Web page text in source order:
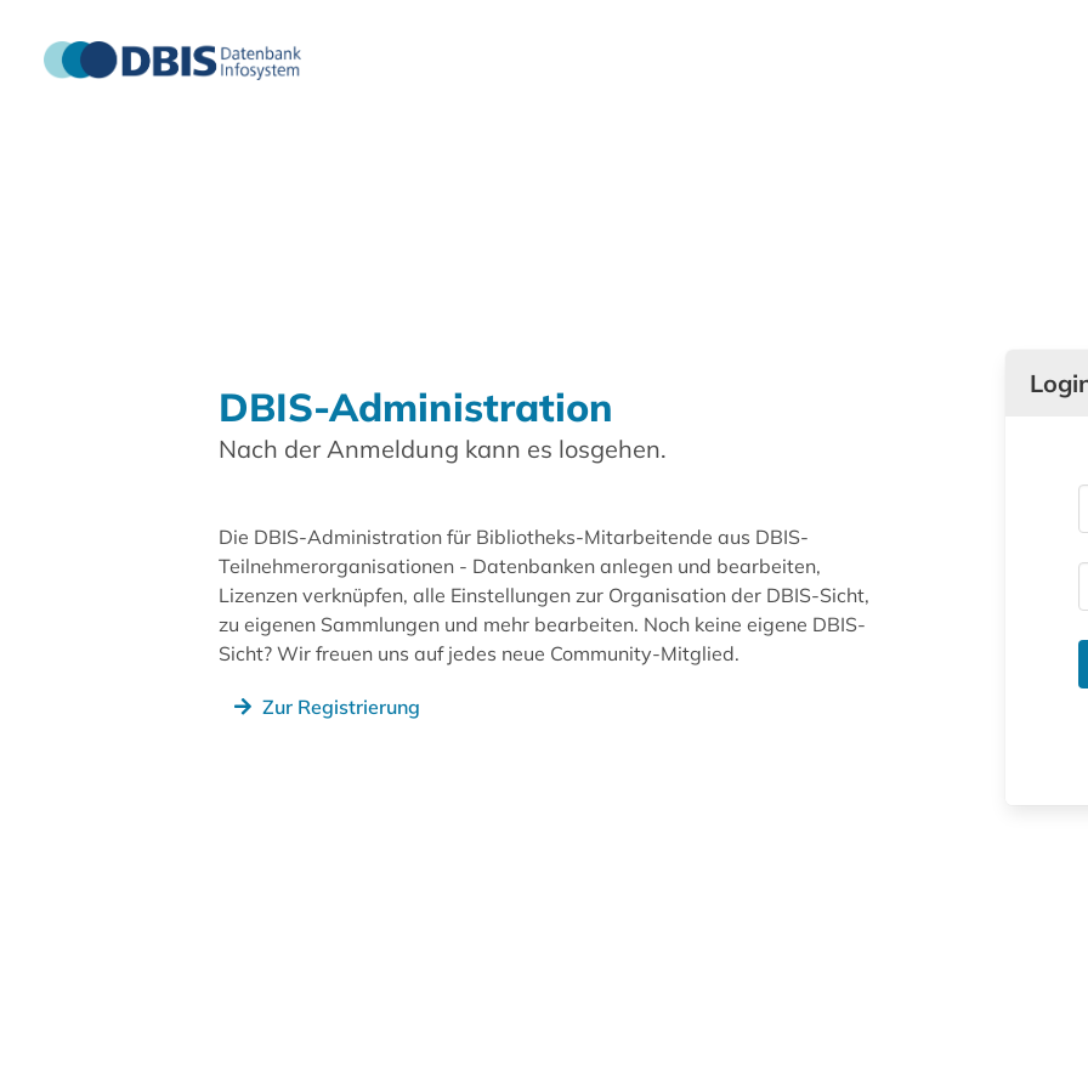
DBIS-Administration
Nach der Anmeldung kann es losgehen.
Die DBIS-Administration für Bibliotheks-Mitarbeitende aus DBIS-
Teilnehmerorganisationen - Datenbanken anlegen und bearbeiten,
Lizenzen verknüpfen, alle Einstellungen zur Organisation der DBIS-Sicht,
zu eigenen Sammlungen und mehr bearbeiten. Noch keine eigene DBIS-
Sicht? Wir freuen uns auf jedes neue Community-Mitglied.
Zur Registrierung